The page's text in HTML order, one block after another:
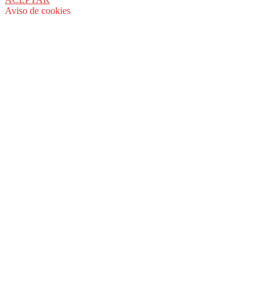
Aviso de cookies